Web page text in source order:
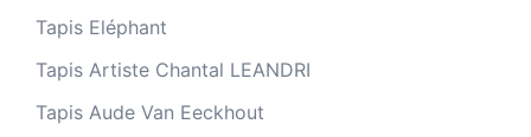
Tapis Eléphant
Tapis Artiste Chantal LEANDRI
Tapis Aude Van Eeckhout